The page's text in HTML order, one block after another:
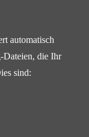
automatisch
Dateien, die Ihr
sind: